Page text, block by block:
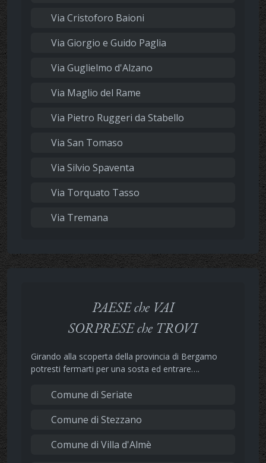
Via Cristoforo Baioni
Via Giorgio e Guido Paglia
Via Guglielmo d'Alzano
Via Maglio del Rame
Via Pietro Ruggeri da Stabello
Via San Tomaso
Via Silvio Spaventa
Via Torquato Tasso
Via Tremana
PAESE che VAI
SORPRESE che TROVI
Girando alla scoperta della provincia di Bergamo
potresti fermarti per una sosta ed entrare….
Comune di Seriate
Comune di Stezzano
Comune di Villa d'Almè